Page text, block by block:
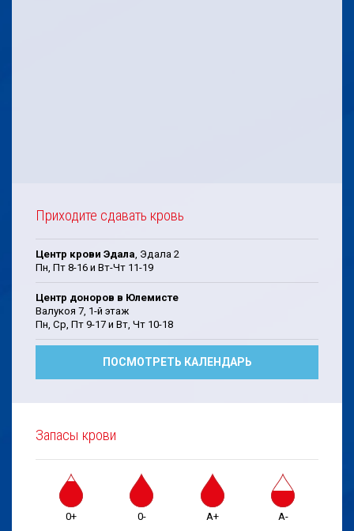
Приходите сдавать кровь
Центр крови Эдала, Эдала 2
Пн, Пт 8-16 и Вт-Чт 11-19
Центр доноров в Юлемисте
Валукоя 7, 1-й этаж
Пн, Cp, Пт 9-17 и Bт, Чт 10-18
ПОСМОТРЕТЬ КАЛЕНДАРЬ
Запасы крови
0+ 0- A+ A-